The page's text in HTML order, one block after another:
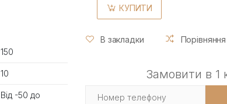
150
10
Від -50 до
КУПИТИ
В закладки Порівняння
Замовити в 1